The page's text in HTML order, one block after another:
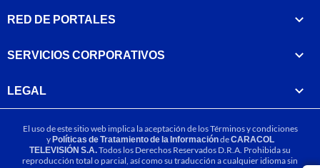
RED DE PORTALES
SERVICIOS CORPORATIVOS
LEGAL
El uso de este sitio web implica la aceptación de losTérminos y condiciones
yPolíticas de Tratamiento de la InformacióndeCARACOL
TELEVISIÓN S.A.Todos los Derechos Reservados D.R.A. Prohibida su
reproducción total o parcial, así como su traducción a cualquier idioma sin